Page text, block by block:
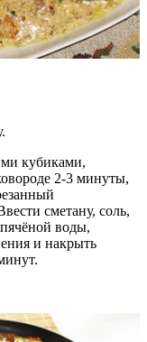
кубиками,
2-3 минуты,
сметану, соль,
воды,
и накрыть